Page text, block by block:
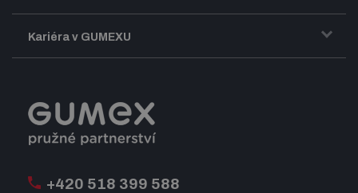
+420 518 399 588
Obchodní podmínky
Registrace a spolupráce
Firemní časopis Géčko
Představení firmy GUMEX
Úpravy na míru a montáže
Kariéra v GUMEXU
Volná pracovní místa